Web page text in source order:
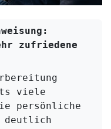
zufriedene
viele
persönliche
deutlich